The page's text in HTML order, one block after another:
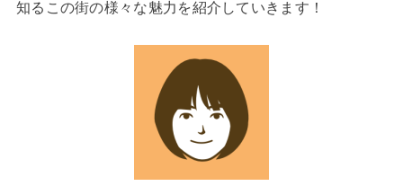
知るこの街の様々な魅力を紹介していきます！